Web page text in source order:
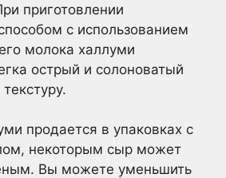
приготовлении
с использованием
молока халлуми
острый и солоноватый
продается в упаковках с
некоторым сыр может
Вы можете уменьшить